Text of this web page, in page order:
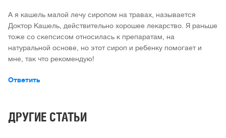
А я кашель малой лечу сиропом на травах, называется
Доктор Кашель, действительно хорошее лекарство. Я раньше
тоже со скепсисом относилась к препаратам, на
натуральной основе, но этот сироп и ребенку помогает и
мне, так что рекомендую!
Ответить
ДРУГИЕ СТАТЬИ